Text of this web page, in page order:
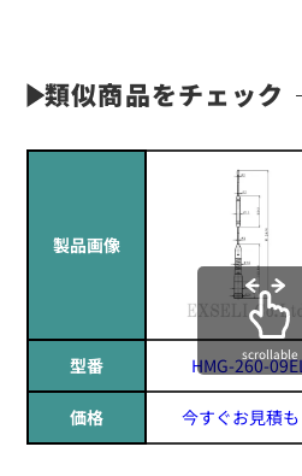
類似商品をチェック
製品画像
型番 HMG-260-09EL
価格 今すぐお見積も
scrollable